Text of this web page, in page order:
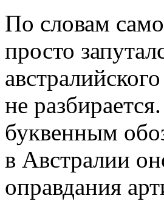
По словам
просто
не
буквенным
в Австралии
оправдания